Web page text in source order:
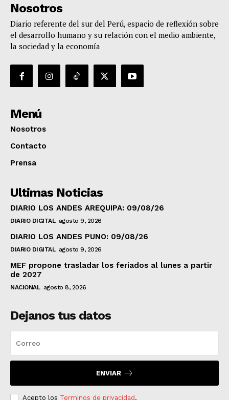
Nosotros
Diario referente del sur del Perú, espacio de reflexión sobre
el desarrollo humano y su relación con el medio ambiente,
la sociedad y la economía
Menú
Nosotros
Contacto
Prensa
Ultimas Noticias
DIARIO LOS ANDES AREQUIPA: 09/08/26
DIARIO DIGITAL agosto 9, 2026
DIARIO LOS ANDES PUNO: 09/08/26
DIARIO DIGITAL agosto 9, 2026
MEF propone trasladar los feriados al lunes a partir
de 2027
NACIONAL agosto 8, 2026
Dejanos tus datos
ENVIAR
Acepto los Terminos de privacidad .